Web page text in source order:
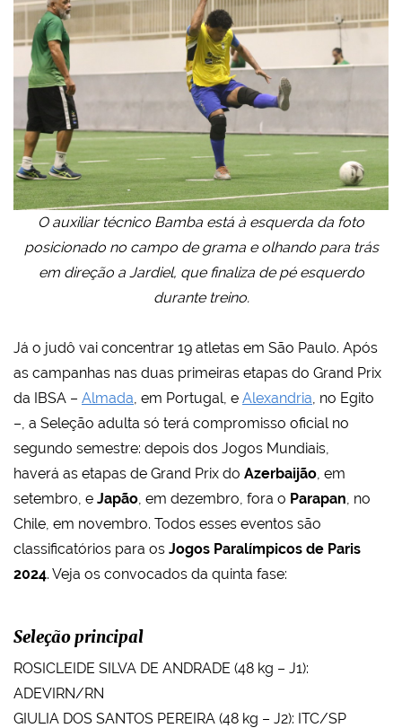
O auxiliar técnico Bamba está à esquerda da foto
posicionado no campo de grama e olhando para trás
em direção a Jardiel, que finaliza de pé esquerdo
durante treino.
Já o judô vai concentrar 19 atletas em São Paulo. Após
as campanhas nas duas primeiras etapas do Grand Prix
da IBSA – Almada , em Portugal, e Alexandria , no Egito
–, a Seleção adulta só terá compromisso oficial no
segundo semestre: depois dos Jogos Mundiais,
haverá as etapas de Grand Prix do Azerbaijão , em
setembro, e Japão , em dezembro, fora o Parapan , no
Chile, em novembro. Todos esses eventos são
classificatórios para os Jogos Paralímpicos de Paris
2024. Veja os convocados da quinta fase:
Seleção principal
ROSICLEIDE SILVA DE ANDRADE (48 kg – J1):
ADEVIRN/RN
GIULIA DOS SANTOS PEREIRA (48 kg – J2): ITC/SP